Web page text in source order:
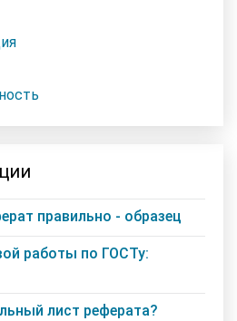
правильно - образец
работы по ГОСТу:
лист реферата?